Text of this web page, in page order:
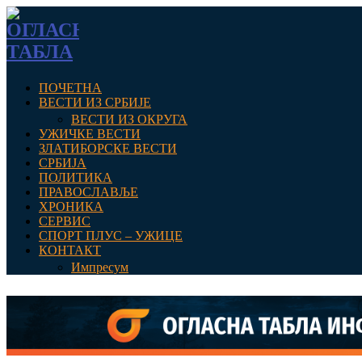
ПОЧЕТНА
ВЕСТИ ИЗ СРБИЈЕ
ВЕСТИ ИЗ ОКРУГА
УЖИЧКЕ ВЕСТИ
ЗЛАТИБОРСКЕ ВЕСТИ
СРБИЈА
ПОЛИТИКА
ПРАВОСЛАВЉЕ
ХРОНИКА
СЕРВИС
СПОРТ ПЛУС – УЖИЦЕ
КОНТАКТ
Импресум